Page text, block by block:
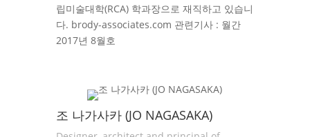
립미술대학(RCA) 학과장으로 재직하고 있습니
다. brody-associates.com 관련기사 : 월간
2017년 8월호
조 나가사카 (JO NAGASAKA)